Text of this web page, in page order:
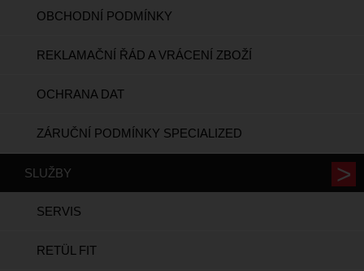
OBCHODNÍ PODMÍNKY
REKLAMAČNÍ ŘÁD A VRÁCENÍ ZBOŽÍ
OCHRANA DAT
ZÁRUČNÍ PODMÍNKY SPECIALIZED
SLUŽBY
SERVIS
RETÜL FIT